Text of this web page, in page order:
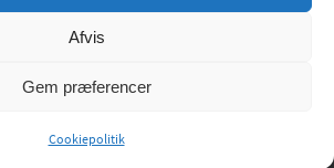
Afvis
Gem præferencer
Cookiepolitik
© 2015 - Ribe Sportsfiskerforening